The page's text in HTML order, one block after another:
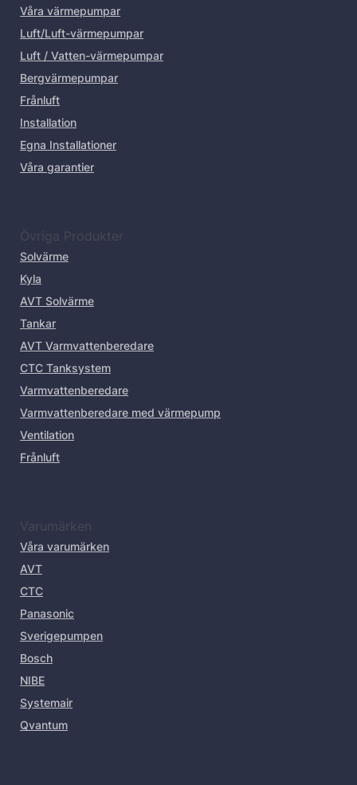
Våra värmepumpar
Luft/Luft-värmepumpar
Luft / Vatten-värmepumpar
Bergvärmepumpar
Frånluft
Installation
Egna Installationer
Våra garantier
Övriga Produkter
Solvärme
Kyla
AVT Solvärme
Tankar
AVT Varmvattenberedare
CTC Tanksystem
Varmvattenberedare
Varmvattenberedare med värmepump
Ventilation
Frånluft
Varumärken
Våra varumärken
AVT
CTC
Panasonic
Sverigepumpen
Bosch
NIBE
Systemair
Qvantum